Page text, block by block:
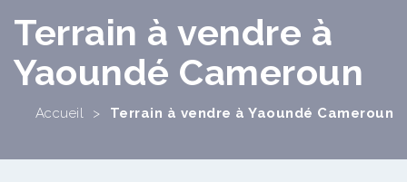
Terrain à vendre à
Yaoundé Cameroun
Accueil > Terrain à vendre à Yaoundé Cameroun